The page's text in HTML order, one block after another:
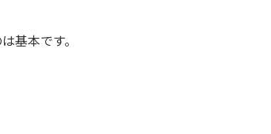
基本です。